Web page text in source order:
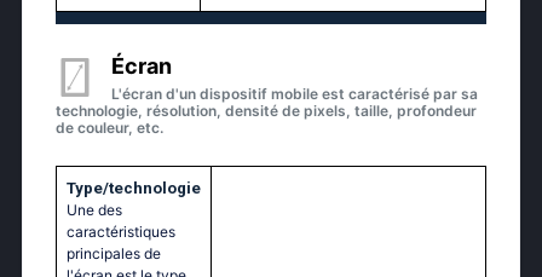
Écran
L'écran d'un dispositif mobile est caractérisé par sa
technologie, résolution, densité de pixels, taille, profondeur
de couleur, etc.
Type/technologie
Une des
caractéristiques
principales de